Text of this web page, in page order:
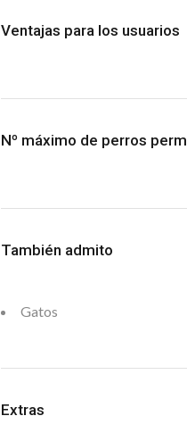
Ventajas para los usuarios
Nº máximo de perros
También admito
Gatos
Extras